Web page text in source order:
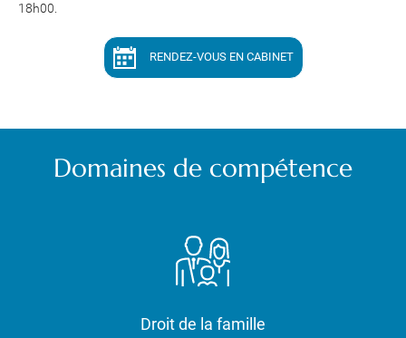
18h00.
RENDEZ-VOUS EN CABINET
Domaines de compétence
Droit de la famille